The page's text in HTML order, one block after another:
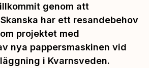
genom att
har ett resandebehov
projektet med
nya pappersmaskinen vid
i Kvarnsveden.